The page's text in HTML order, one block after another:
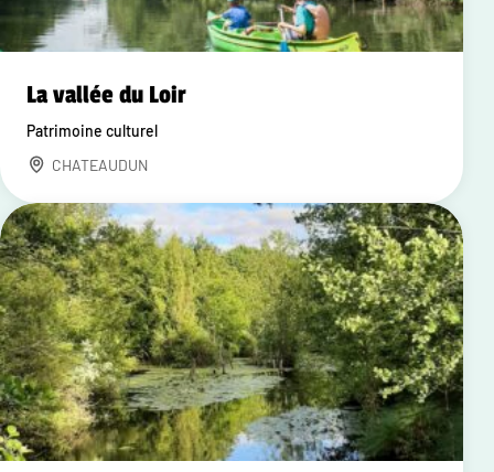
La vallée du Loir
Patrimoine culturel
CHATEAUDUN